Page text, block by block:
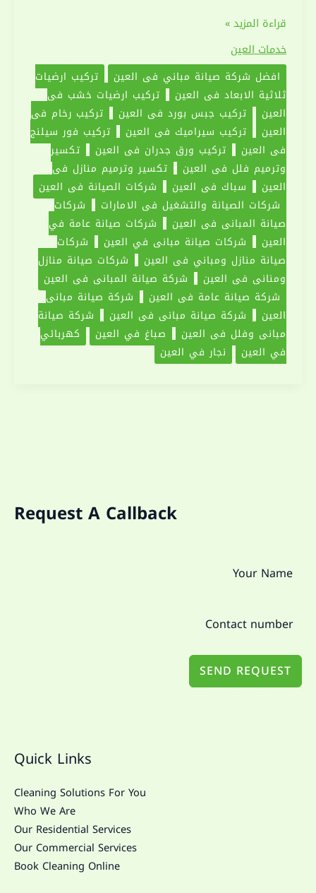
شركة
صيانة
مباني
في
العين
|0551030094|
صيانة
فلل
قراءة المزيد »
خدمات العين
افضل شركة صيانة مباني في العين
تركيب ارضيات
ثلاثية الابعاد في العين
تركيب ارضيات خشب في
العين
تركيب جبس بورد في العين
تركيب رخام في
العين
تركيب سيراميك في العين
تركيب فور سيلنج
في العين
تركيب ورق جدران في العين
تكسير
وترميم فلل في العين
تكسير وترميم منازل في
العين
سباك في العين
شركات الصيانة في العين
شركات الصيانة والتشغيل في الامارات
شركات
صيانة المباني في العين
شركات صيانة عامة في
العين
شركات صيانة مباني في العين
شركات
صيانة منازل ومباني في العين
شركات صيانة منازل
ومناني في العين
شركة صيانة المباني في العين
شركة صيانة عامة في العين
شركة صيانة مباني
العين
شركة صيانة مباني في العين
شركة صيانة
مباني وفلل في العين
‏صباغ في العين
كهربائي
في العين
نجار في العين
Request A Callback
SEND REQUEST
Quick Links
Cleaning Solutions For You
Who We Are
Our Residential Services
Our Commercial Services
Book Cleaning Online